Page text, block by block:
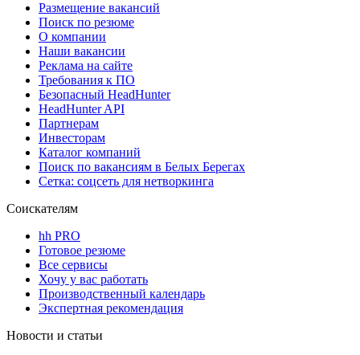
Размещение вакансий
Поиск по резюме
О компании
Наши вакансии
Реклама на сайте
Требования к ПО
Безопасный HeadHunter
HeadHunter API
Партнерам
Инвесторам
Каталог компаний
Поиск по вакансиям в Белых Берегах
Сетка: соцсеть для нетворкинга
Соискателям
hh PRO
Готовое резюме
Все сервисы
Хочу у вас работать
Производственный календарь
Экспертная рекомендация
Новости и статьи